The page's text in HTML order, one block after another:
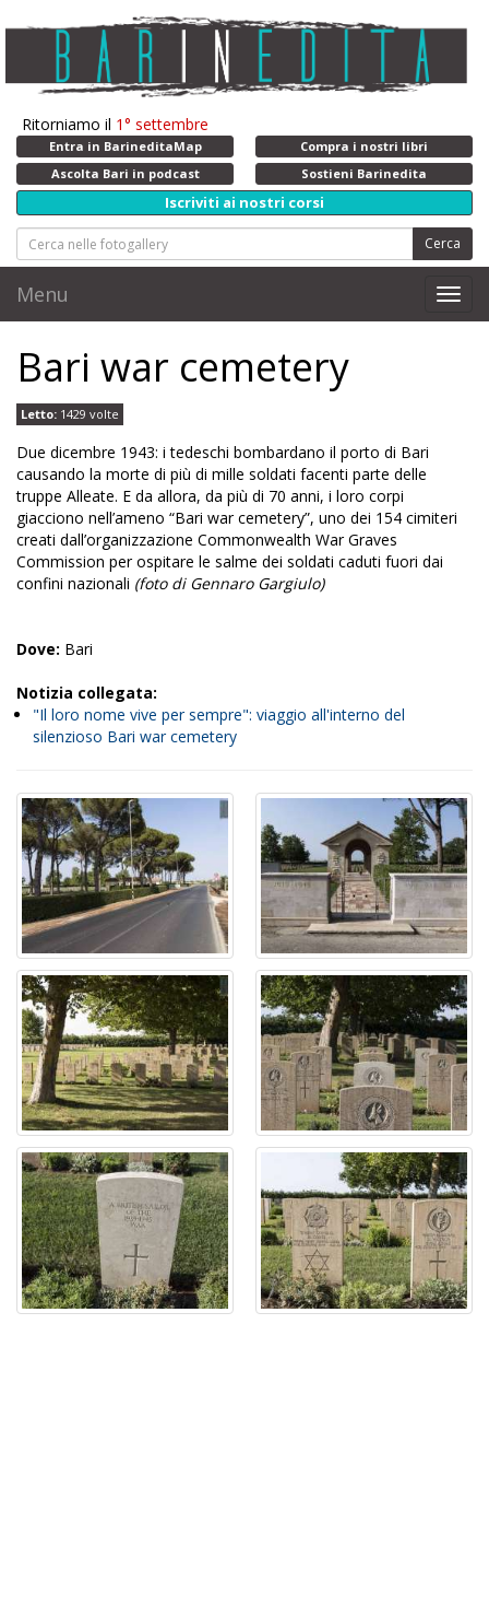
Ritorniamo il 1° settembre
Entra in BarineditaMap
Compra i nostri libri
Ascolta Bari in podcast
Sostieni Barinedita
Iscriviti ai nostri corsi
Cerca
Menu
Bari war cemetery
Letto: 1429 volte
Due dicembre 1943: i tedeschi bombardano il porto di Bari
causando la morte di più di mille soldati facenti parte delle
truppe Alleate. E da allora, da più di 70 anni, i loro corpi
giacciono nell’ameno “Bari war cemetery”, uno dei 154 cimiteri
creati dall’organizzazione Commonwealth War Graves
Commission per ospitare le salme dei soldati caduti fuori dai
confini nazionali (foto di Gennaro Gargiulo)
Dove: Bari
Notizia collegata:
"Il loro nome vive per sempre": viaggio all'interno del
silenzioso Bari war cemetery